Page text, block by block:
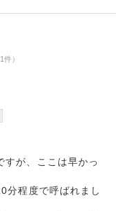
）
すが、ここは早かっ
分程度で呼ばれまし